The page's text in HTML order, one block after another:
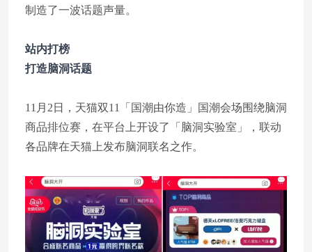
制造了一波话题声量。
站内打榜
打造脑洞话题
11月2日，天猫双11「国潮由你造」国潮会场围绕脑洞
商品排位赛，在平台上开设了「脑洞实验室」，联动
各品牌在天猫上发布脑洞联名之作。